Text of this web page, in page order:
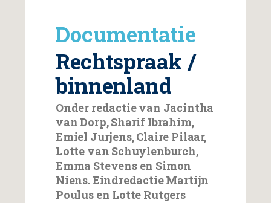
Documentatie
Rechtspraak /
binnenland
Onder redactie van Jacintha
van Dorp, Sharif Ibrahim,
Emiel Jurjens, Claire Pilaar,
Lotte van Schuylenburch,
Emma Stevens en Simon
Niens. Eindredactie Martijn
Poulus en Lotte Rutgers